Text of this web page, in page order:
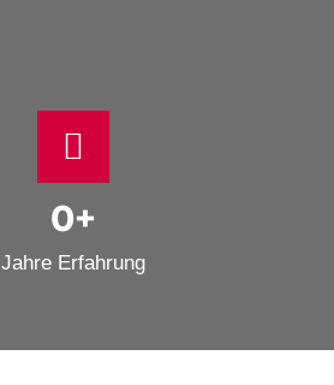
0+
Jahre Erfahrung